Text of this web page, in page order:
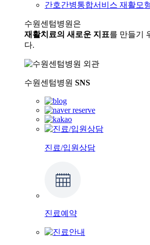
간호간병통합서비스 재활모
수원센텀병원은
재활치료의 새로운 지표를 만들기
다.
수원센텀병원 SNS
진료/입원상담
진료예약